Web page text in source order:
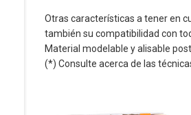
Otras características a tener en
también su compatibilidad con
Material modelable y alisable
(*) Consulte acerca de las